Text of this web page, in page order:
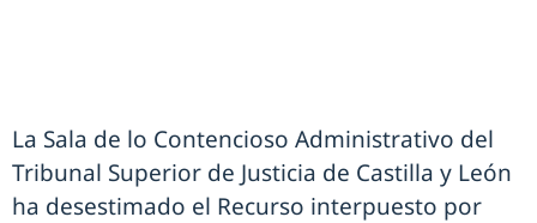
La Sala de lo Contencioso Administrativo del
Tribunal Superior de Justicia de Castilla y León
ha desestimado el Recurso interpuesto por